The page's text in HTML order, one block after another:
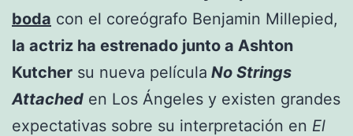
boda con el coreógrafo Benjamin Millepied,
la actriz ha estrenado junto a Ashton
Kutcher su nueva película No Strings
Attached en Los Ángeles y existen grandes
expectativas sobre su interpretación en El